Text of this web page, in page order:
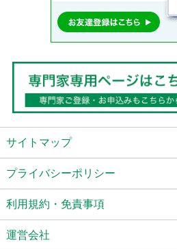
サイトマップ
プライバシーポリシー
利用規約・免責事項
運営会社